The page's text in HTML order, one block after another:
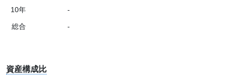
10年 -
総合 -
資産構成比